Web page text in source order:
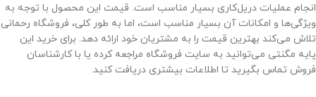
انجام عملیات دریل‌کاری بسیار مناسب است. قیمت این محصول با توجه به
ویژگی‌ها و امکانات آن بسیار مناسب است، اما به طور کلی، فروشگاه رحمانی
تلاش می‌کند بهترین قیمت را به مشتریان خود ارائه دهد. برای خرید این
پایه مگنتی می‌توانید به سایت فروشگاه مراجعه کرده یا با کارشناسان
فروش تماس بگیرید تا اطلاعات بیشتری دریافت کنید.